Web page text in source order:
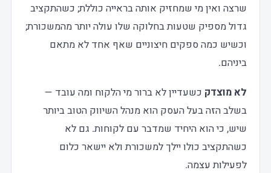
שרצה ואין מי שמחזיק אותה בראייה כוללת; כשהתקציב
גדול מספיק שטעות בחלוקה שלו עולה יותר מהמשכורת;
וכשיש כמה ספקים חיצוניים שאף אחד לא מתאם
ביניהם.
לא מוצדק כשעדיין לא ברור מי הלקוח ומה עובד —
בשלב הזה בעל העסק הוא מנהל השיווק הטוב ביותר
שיש, כי הוא היחיד שמדבר עם לקוחות. גם לא
כשהתקציב כולו יילך למשכורת ולא יישאר כלום
לפעילות עצמה.